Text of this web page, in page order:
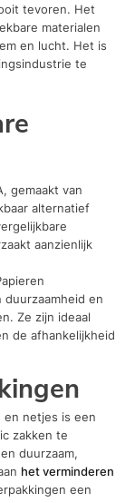
tevoren. Het
materialen
en lucht. Het is
te
gemaakt van
alternatief
aanzienlijk
en
Ze zijn ideaal
de afhankelijkheid
netjes is een
zakken te
duurzaam,
het verminderen
een